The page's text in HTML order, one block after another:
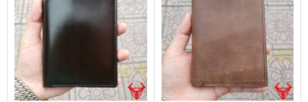
300,000₫.
300,000₫.